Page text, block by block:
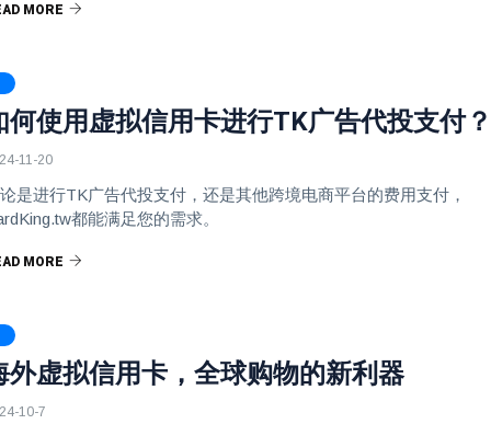
MORE
何使用虚拟信用卡进行TK广告代投支付？
11-20
是进行TK广告代投支付，还是其他跨境电商平台的费用支付，
都能满足您的需求。
MORE
外虚拟信用卡，全球购物的新利器
10-7